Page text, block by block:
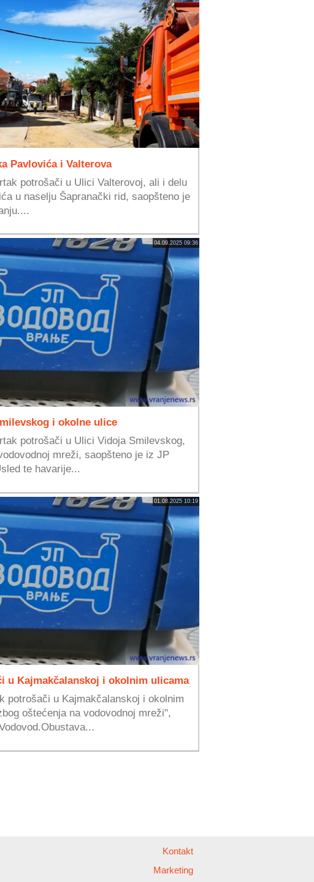
Pavlovića i Valterova
potrošači u Ulici Valterovoj, ali i delu
u naselju Šapranački rid, saopšteno je
04.09.2025 09:36
i okolne ulice
potrošači u Ulici Vidoja Smilevskog,
mreži, saopšteno je iz JP
te havarije...
01.08.2025 10:19
u Kajmakčalanskoj i okolnim ulicama
potrošači u Kajmakčalanskoj i okolnim
oštećenja na vodovodnoj mreži",
Kontakt
Marketing